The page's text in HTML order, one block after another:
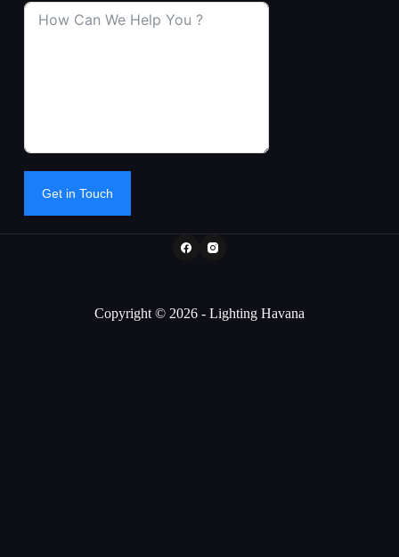
Get in Touch
Copyright © 2026 - Lighting Havana